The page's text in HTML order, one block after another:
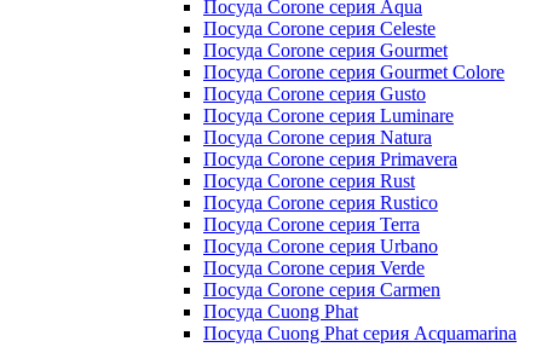
Посуда Corone серия Aqua
Посуда Corone серия Celeste
Посуда Corone серия Gourmet
Посуда Corone серия Gourmet Colore
Посуда Corone серия Gusto
Посуда Corone серия Luminare
Посуда Corone серия Natura
Посуда Corone серия Primavera
Посуда Corone серия Rust
Посуда Corone серия Rustico
Посуда Corone серия Terra
Посуда Corone серия Urbano
Посуда Corone серия Verde
Посуда Corone серия Сarmen
Посуда Cuong Phat
Посуда Cuong Phat серия Acquamarina